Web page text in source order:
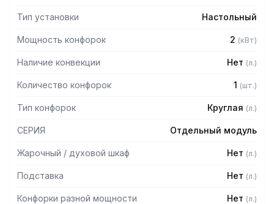
Тип установки Настольный
Мощность конфорок 2 (кВт)
Наличие конвекции Нет (л.)
Количество конфорок 1 (шт.)
Тип конфорок Круглая (л.)
СЕРИЯ Отдельный модуль
Жарочный / духовой шкаф Нет (л.)
Подставка Нет (л.)
Конфорки разной мощности Нет (л.)